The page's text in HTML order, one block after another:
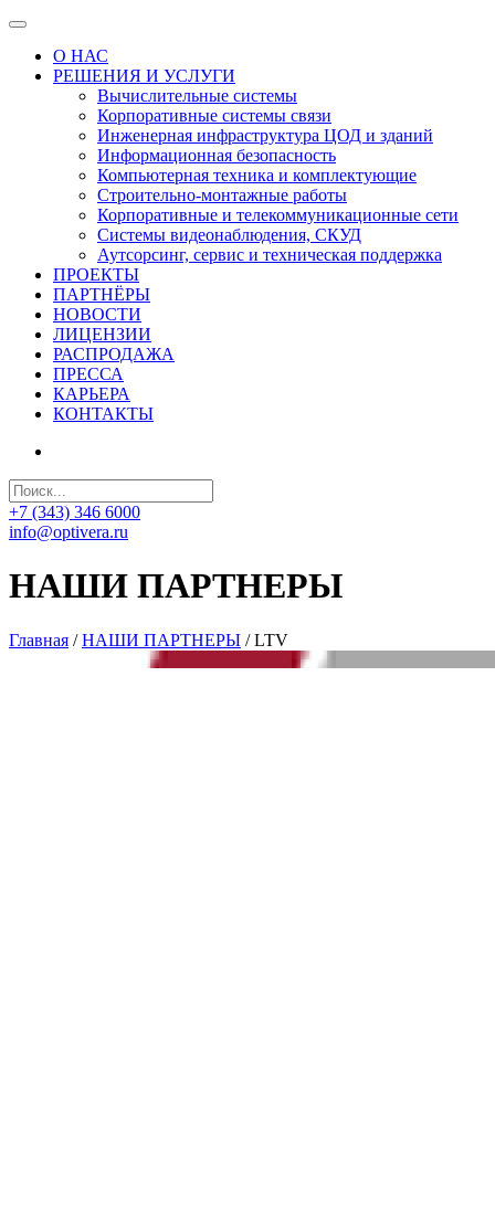
О НАС
РЕШЕНИЯ И УСЛУГИ
Вычислительные системы
Корпоративные системы связи
Инженерная инфраструктура ЦОД и зданий
Информационная безопасность
Компьютерная техника и комплектующие
Строительно-монтажные работы
Корпоративные и телекоммуникационные сети
Системы видеонаблюдения, СКУД
Аутсорсинг, сервис и техническая поддержка
ПРОЕКТЫ
ПАРТНЁРЫ
НОВОСТИ
ЛИЦЕНЗИИ
РАСПРОДАЖА
ПРЕССА
КАРЬЕРА
КОНТАКТЫ
+7 (343) 346 6000
info@optivera.ru
НАШИ ПАРТНЕРЫ
Главная / НАШИ ПАРТНЕРЫ / LTV